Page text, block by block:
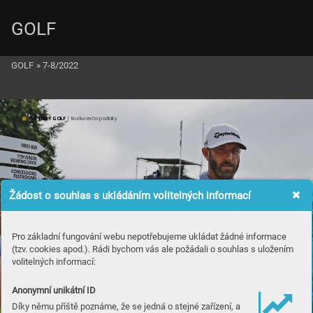
Žádost o souhlas s ukládáním volitelných informací
Pro základní fungování webu nepotřebujeme ukládat žádné informace
(tzv. cookies apod.). Rádi bychom vás ale požádali o souhlas s uložením
volitelných informací:
Anonymní unikátní ID
Díky němu příště poznáme, že se jedná o stejné zařízení, a
SVĚTOVÝ GOLF | Konkurenční podniky
GOLF
GOLF » 7-8/2022